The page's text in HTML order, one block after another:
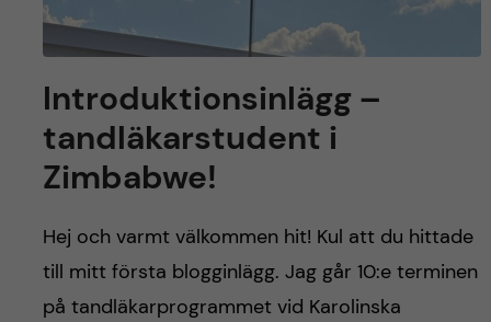
Introduktionsinlägg –
tandläkarstudent i
Zimbabwe!
Hej och varmt välkommen hit! Kul att du hittade
till mitt första blogginlägg. Jag går 10:e terminen
på tandläkarprogrammet vid Karolinska